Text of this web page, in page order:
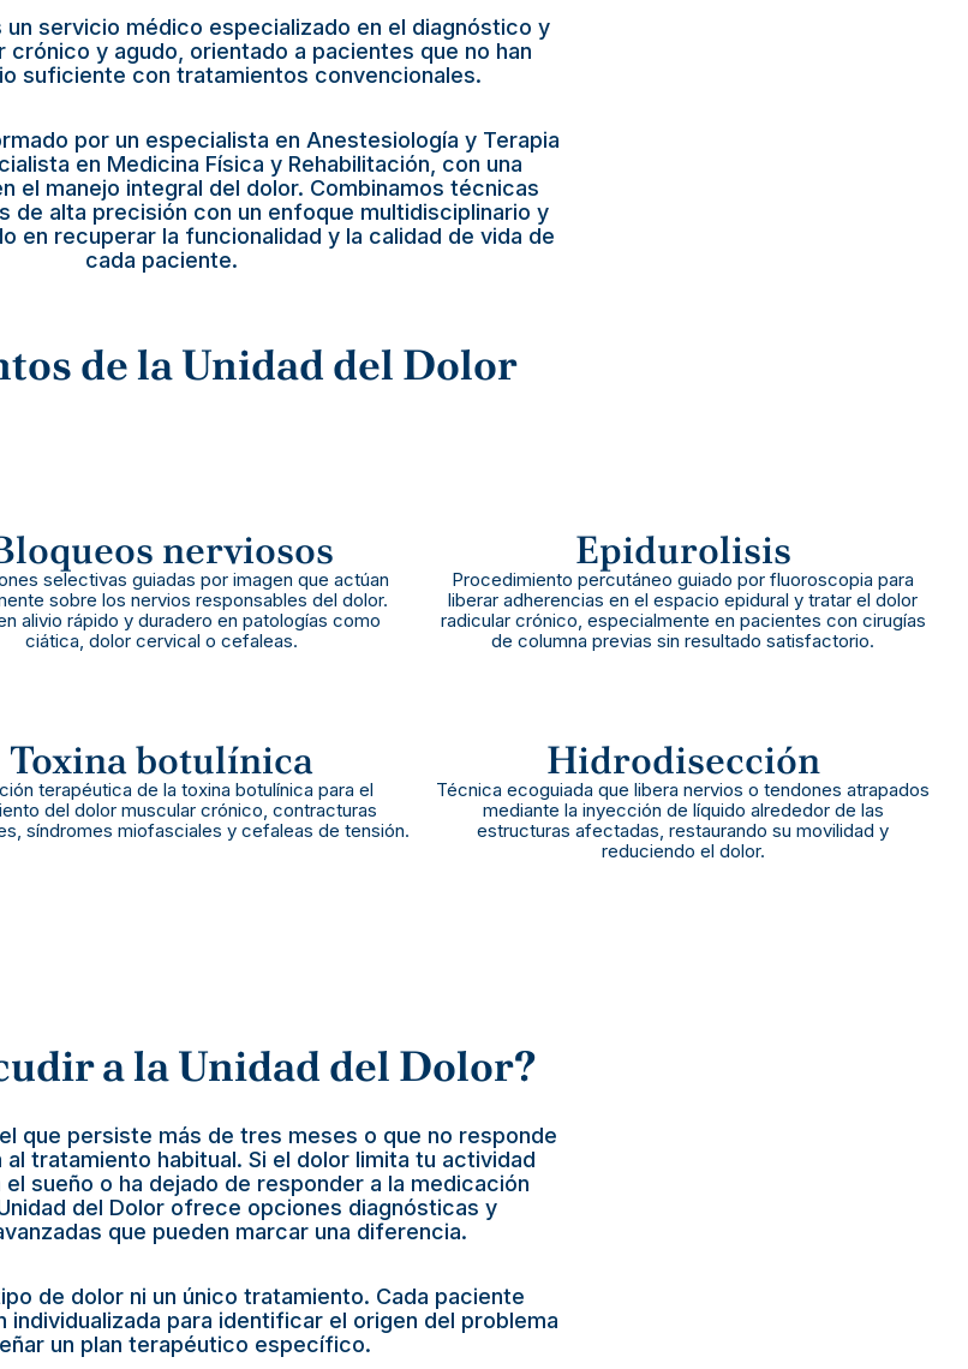
un servicio médico especializado en el diagnóstico y
y agudo, orientado a pacientes que no han
suficiente con tratamientos convencionales.
por un especialista en Anestesiología y Terapia
en Medicina Física y Rehabilitación, con una
el manejo integral del dolor. Combinamos técnicas
de alta precisión con un enfoque multidisciplinario y
en recuperar la funcionalidad y la calidad de vida de
cada paciente.
de la Unidad del Dolor
nerviosos
selectivas guiadas por imagen que actúan
sobre los nervios responsables del dolor.
alivio rápido y duradero en patologías como
ciática, dolor cervical o cefaleas.
Epidurolisis
Procedimiento percutáneo guiado por fluoroscopia para
liberar adherencias en el espacio epidural y tratar el dolor
radicular crónico, especialmente en pacientes con cirugías
de columna previas sin resultado satisfactorio.
Toxina botulínica
terapéutica de la toxina botulínica para el
del dolor muscular crónico, contracturas
síndromes miofasciales y cefaleas de tensión.
Hidrodisección
Técnica ecoguiada que libera nervios o tendones atrapados
mediante la inyección de líquido alrededor de las
estructuras afectadas, restaurando su movilidad y
reduciendo el dolor.
a la Unidad del Dolor?
que persiste más de tres meses o que no responde
al tratamiento habitual. Si el dolor limita tu actividad
sueño o ha dejado de responder a la medicación
del Dolor ofrece opciones diagnósticas y
que pueden marcar una diferencia.
de dolor ni un único tratamiento. Cada paciente
individualizada para identificar el origen del problema
un plan terapéutico específico.